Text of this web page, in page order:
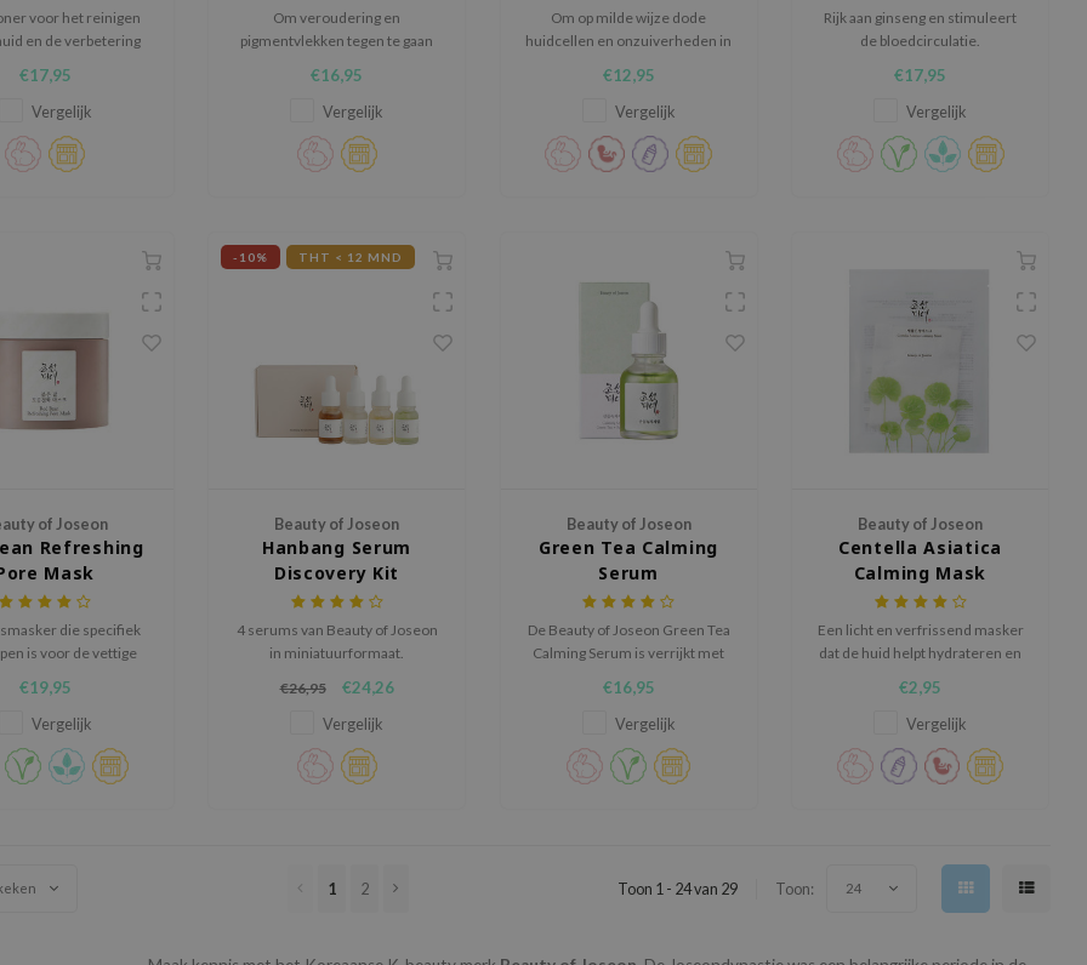
voor het reinigen
en de verbetering
€17,95
Vergelijk
Om veroudering en
pigmentvlekken tegen te gaan
€16,95
Vergelijk
Om op milde wijze dode
huidcellen en onzuiverheden in
de zijdezachte en stralende
huid
€12,95
Vergelijk
Rijk aan ginseng en stimuleert
de bloedcirculatie.
€17,95
Vergelijk
of Joseon
Refreshing
Mask
die specifiek
is voor de vettige
€19,95
Vergelijk
-10% THT < 12 MND
Beauty of Joseon
Hanbang Serum
Discovery Kit
4 serums van Beauty of Joseon
in miniatuurformaat.
€26,95
€24,26
Vergelijk
Beauty of Joseon
Green Tea Calming
Serum
De Beauty of Joseon Green Tea
Calming Serum is verrijkt met
en hydraterende ingrediënten,
voor de droge en gevoelige
huid.
€16,95
Vergelijk
Beauty of Joseon
Centella Asiatica
Calming Mask
Een licht en verfrissend masker
dat de huid helpt hydrateren en
€2,95
Vergelijk
1 2 Toon 1 - 24 van 29 Toon: 24